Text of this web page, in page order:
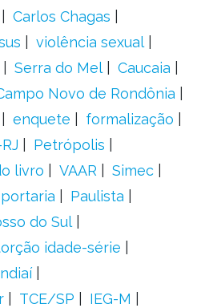
Carlos Chagas
violência sexual
Serra do Mel
Caucaia
Novo de Rondônia
enquete
formalização
Petrópolis
livro VAAR
Simec
portaria
Paulista
do Sul
idade-série
TCE/SP
IEG-M